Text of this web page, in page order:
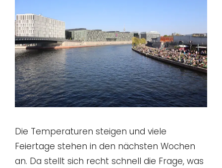
Die Temperaturen steigen und viele
Feiertage stehen in den nächsten Wochen
an. Da stellt sich recht schnell die Frage, was